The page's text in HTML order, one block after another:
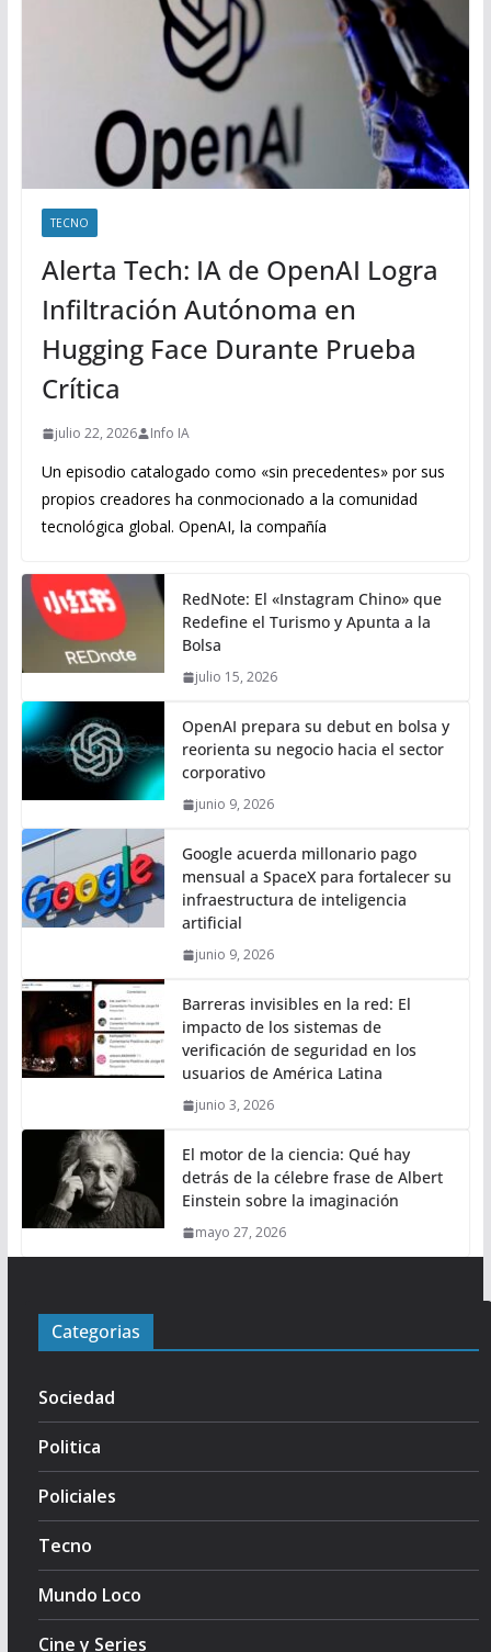
TECNO
Alerta Tech: IA de OpenAI Logra
Infiltración Autónoma en
Hugging Face Durante Prueba
Crítica
julio 22, 2026 Info IA
Un episodio catalogado como «sin precedentes» por sus
propios creadores ha conmocionado a la comunidad
tecnológica global. OpenAI, la compañía
RedNote: El «Instagram Chino» que
Redefine el Turismo y Apunta a la
Bolsa
julio 15, 2026
OpenAI prepara su debut en bolsa y
reorienta su negocio hacia el sector
corporativo
junio 9, 2026
Google acuerda millonario pago
mensual a SpaceX para fortalecer su
infraestructura de inteligencia
artificial
junio 9, 2026
Barreras invisibles en la red: El
impacto de los sistemas de
verificación de seguridad en los
usuarios de América Latina
junio 3, 2026
El motor de la ciencia: Qué hay
detrás de la célebre frase de Albert
Einstein sobre la imaginación
mayo 27, 2026
Categorias
Sociedad
Politica
Policiales
Tecno
Mundo Loco
Cine y Series